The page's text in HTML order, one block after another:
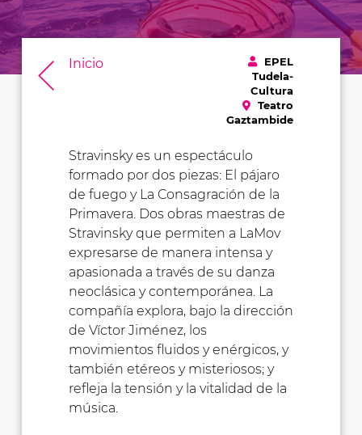
Inicio
EPEL
Tudela-
Cultura
Teatro
Gaztambide
Stravinsky es un espectáculo
formado por dos piezas: El pájaro
de fuego y La Consagración de la
Primavera. Dos obras maestras de
Stravinsky que permiten a LaMov
expresarse de manera intensa y
apasionada a través de su danza
neoclásica y contemporánea. La
compañía explora, bajo la dirección
de Víctor Jiménez, los
movimientos fluidos y enérgicos, y
también etéreos y misteriosos; y
refleja la tensión y la vitalidad de la
música.